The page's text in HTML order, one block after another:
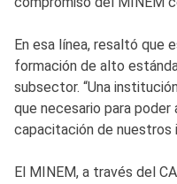
En esa línea, resaltó que
formación de alto
subsector. “Una
que necesario para
capacitación de nuestros
El MINEM, a través del